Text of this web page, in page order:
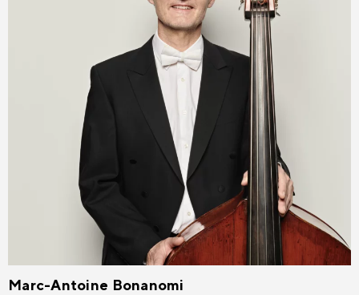
Marc-Antoine Bonanomi